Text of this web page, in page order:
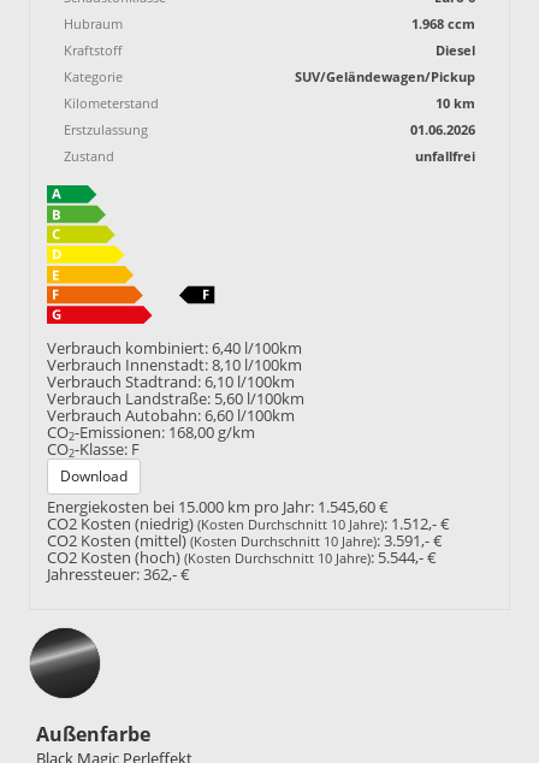
Hubraum
1.968 ccm
Kraftstoff
Diesel
Kategorie
SUV/Geländewagen/Pickup
Kilometerstand
10 km
Erstzulassung
01.06.2026
Zustand
unfallfrei
Verbrauch kombiniert:6,40 l/100km
Verbrauch Innenstadt:8,10 l/100km
Verbrauch Stadtrand:6,10 l/100km
Verbrauch Landstraße: 5,60 l/100km
Verbrauch Autobahn:6,60 l/100km
CO2-Emissionen: 168,00 g/km
CO2-Klasse: F
Download
Energiekosten bei 15.000 km pro Jahr: 1.545,60 €
CO2 Kosten (niedrig) (Kosten Durchschnitt 10 Jahre): 1.512,- €
CO2 Kosten (mittel) (Kosten Durchschnitt 10 Jahre):3.591,- €
CO2 Kosten (hoch) (Kosten Durchschnitt 10 Jahre): 5.544,- €
Jahressteuer:362,- €
Außenfarbe
Black Magic Perleffekt